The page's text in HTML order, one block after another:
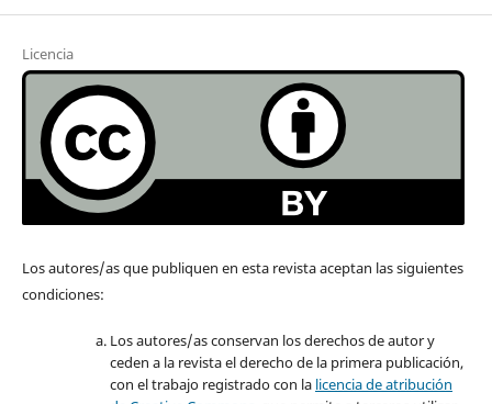
Licencia
Los autores/as que publiquen en esta revista aceptan las siguientes
condiciones:
Los autores/as conservan los derechos de autor y
ceden a la revista el derecho de la primera publicación,
con el trabajo registrado con la licencia de atribución